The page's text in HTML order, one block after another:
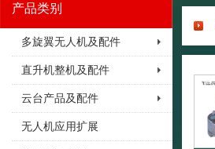
产品类别
多旋翼无人机及配件
直升机整机及配件
云台产品及配件
无人机应用扩展